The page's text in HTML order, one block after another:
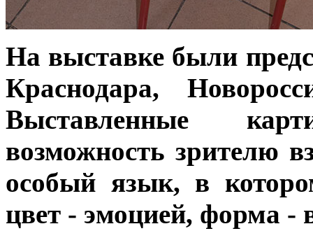
На выставке были
Краснодара,
Выставленные
возможность зрителю
особый язык, в
цвет - эмоцией, форма -